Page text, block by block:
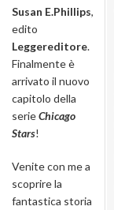
Susan E.Phillips,
edito
Leggereditore.
Finalmente è
arrivato il nuovo
capitolo della
serieChicago
Stars!
Venite con me a
scoprire la
fantastica storia